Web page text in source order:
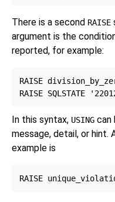
There is a second RAISE
argument is the
reported, for example:
RAISE
In this syntax, USING can
message, detail, or hint.
example is